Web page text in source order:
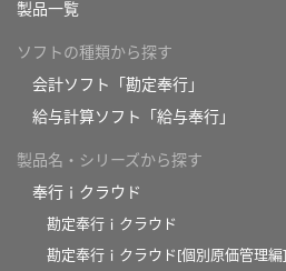
製品一覧
ソフトの種類から探す
会計ソフト「勘定奉行」
給与計算ソフト「給与奉行」
製品名・シリーズから探す
奉行ｉクラウド
勘定奉行ｉクラウド
勘定奉行ｉクラウド[個別原価管理編]